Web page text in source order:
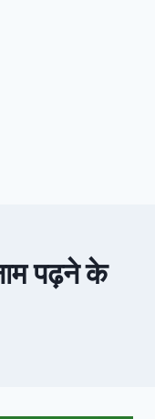
पढ़ने के